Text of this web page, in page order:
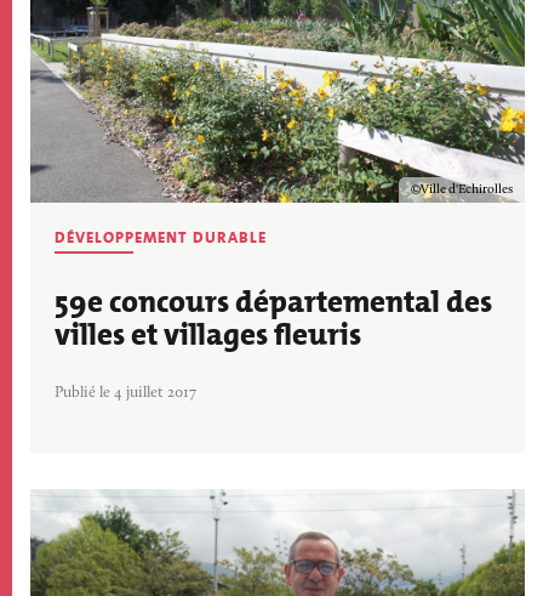
Copyright
Ville d'Echirolles
DÉVELOPPEMENT DURABLE
59e concours départemental des
villes et villages fleuris
Publié le 4 juillet 2017